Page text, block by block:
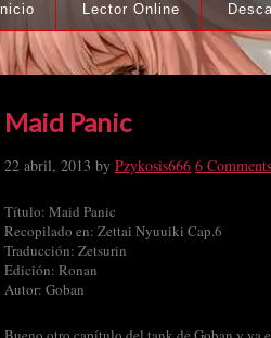
Inicio Lector Online
Maid Panic
22 abril, 2013 by Pzykosis666 6 Comments
Título: Maid Panic
Recopilado en: Zettai Nyuuiki Cap.6
Traducción: Zetsurin
Edición: Ronan
Autor: Goban